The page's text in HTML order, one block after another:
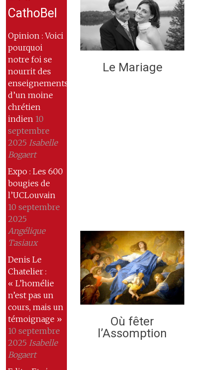
CathoBel
Opinion : Voici
pourquoi
notre foi se
nourrit des
enseignements
d’un moine
chrétien
indien 10
septembre
2025 Isabelle
Bogaert
Expo : Les 600
bougies de
l’UCLouvain
10 septembre
2025
Angélique
Tasiaux
Denis Le
Chatelier :
« L’homélie
n’est pas un
cours, mais un
témoignage »
10 septembre
2025 Isabelle
Bogaert
Le Mariage
Où fêter
l’Assomption